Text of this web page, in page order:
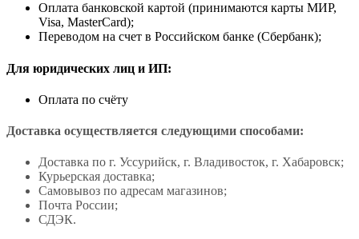
Оплата банковской картой (принимаются карты МИР,
Visa, MasterCard);
Переводом на счет в Российском банке (Сбербанк);
Для юридических лиц и ИП:
Оплата по счёту
Доставка осуществляется следующими способами:
Доставка по г. Уссурийск, г. Владивосток, г. Хабаровск;
Курьерская доставка;
Самовывоз по адресам магазинов;
Почта России;
СДЭК.